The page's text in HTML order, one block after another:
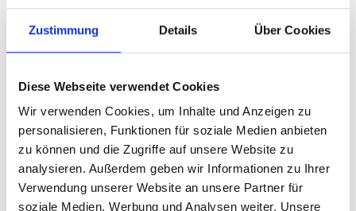
Zustimmung Details Über Cookies
Diese Webseite verwendet Cookies
Wir verwenden Cookies, um Inhalte und Anzeigen zu
personalisieren, Funktionen für soziale Medien anbieten
zu können und die Zugriffe auf unsere Website zu
analysieren. Außerdem geben wir Informationen zu Ihrer
Verwendung unserer Website an unsere Partner für
soziale Medien, Werbung und Analysen weiter. Unsere
UNDP’s Continuing Contributions to
Advancing Gender Equality in Climate
Action through NDCs
Englisch | English (PDF, 5 MB)